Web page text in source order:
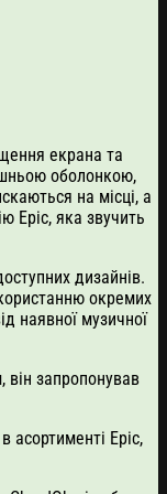
екрана та
оболонкою,
на місці, а
Epic, яка звучить
дизайнів.
окремих
наявної музичної
запропонував
асортименті Epic,